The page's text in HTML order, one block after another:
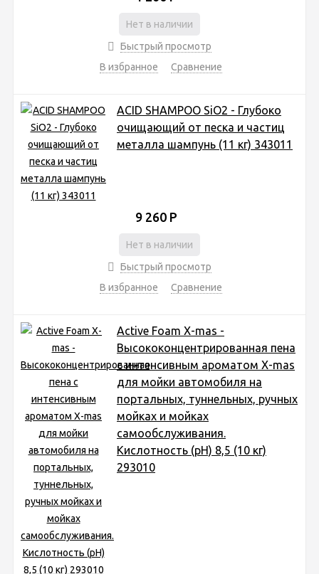
Нет в наличии
Быстрый просмотр
В избранное
Сравнение
ACID SHAMPOO SiO2 - Глубоко
очищающий от песка и частиц
металла шампунь (11 кг) 343011
9 260 Р
Нет в наличии
Быстрый просмотр
В избранное
Сравнение
Active Foam X-mas -
Высококонцентрированная пена
с интенсивным ароматом X-mas
для мойки автомобиля на
портальных, туннельных, ручных
мойках и мойках
самообслуживания.
Кислотность (pH) 8,5 (10 кг)
293010